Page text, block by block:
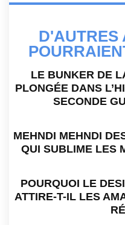
D'AUTRES
LE BUNKER DE
PLONGÉE DANS
SECONDE
MEHNDI MEHNDI
QUI SUBLIME LES
POURQUOI LE
ATTIRE-T-IL LES